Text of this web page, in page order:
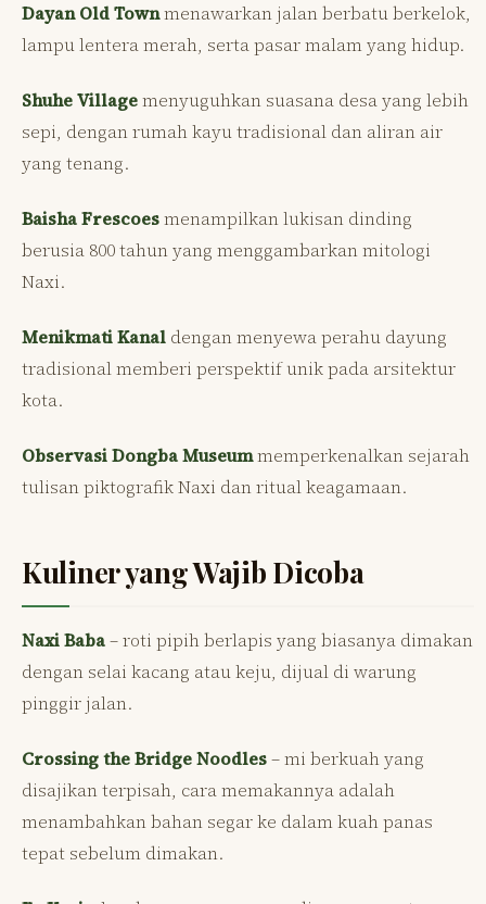
Dayan Old Townmenawarkan jalan berbatu berkelok,
lampu lentera merah, serta pasar malam yang hidup.
Shuhe Villagemenyuguhkan suasana desa yang lebih
sepi, dengan rumah kayu tradisional dan aliran air
yang tenang.
Baisha Frescoesmenampilkan lukisan dinding
berusia 800 tahun yang menggambarkan mitologi
Naxi.
Menikmati Kanal dengan menyewa perahu dayung
tradisional memberi perspektif unik pada arsitektur
kota.
Observasi Dongba Museummemperkenalkan sejarah
tulisan piktografik Naxi dan ritual keagamaan.
Kuliner yang Wajib Dicoba
Naxi Baba– roti pipih berlapis yang biasanya dimakan
dengan selai kacang atau keju, dijual di warung
pinggir jalan.
Crossing the Bridge Noodles– mi berkuah yang
disajikan terpisah, cara memakannya adalah
menambahkan bahan segar ke dalam kuah panas
tepat sebelum dimakan.